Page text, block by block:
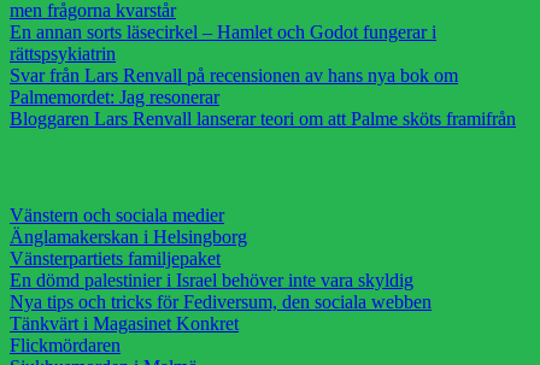
men frågorna kvarstår
En annan sorts läsecirkel – Hamlet och Godot fungerar i
rättspsykiatrin
Svar från Lars Renvall på recensionen av hans nya bok om
Palmemordet: Jag resonerar
Bloggaren Lars Renvall lanserar teori om att Palme sköts framifrån
Vänstern och sociala medier
Änglamakerskan i Helsingborg
Vänsterpartiets familjepaket
En dömd palestinier i Israel behöver inte vara skyldig
Nya tips och tricks för Fediversum, den sociala webben
Tänkvärt i Magasinet Konkret
Flickmördaren